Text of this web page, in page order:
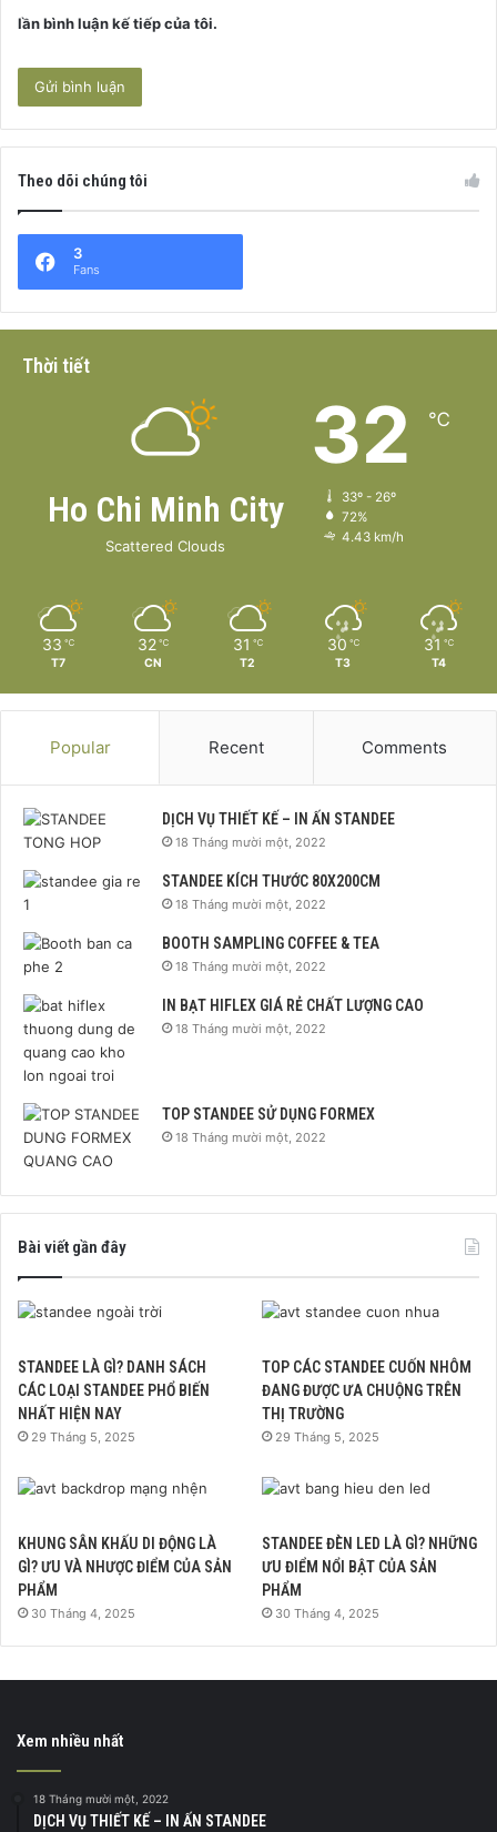
lần bình luận kế tiếp của tôi.
Theo dõi chúng tôi
3
Fans
Thời tiết
Ho Chi Minh City
Scattered Clouds
32 ℃
33º - 26º
72%
4.43 km/h
33 ℃
T7
32 ℃
CN
31 ℃
T2
30 ℃
T3
31 ℃
T4
Popular Recent Comments
DỊCH VỤ THIẾT KẾ – IN ẤN STANDEE
18 Tháng mười một, 2022
STANDEE KÍCH THƯỚC 80X200CM
18 Tháng mười một, 2022
BOOTH SAMPLING COFFEE & TEA
18 Tháng mười một, 2022
IN BẠT HIFLEX GIÁ RẺ CHẤT LƯỢNG CAO
18 Tháng mười một, 2022
TOP STANDEE SỬ DỤNG FORMEX
18 Tháng mười một, 2022
Bài viết gần đây
STANDEE LÀ GÌ? DANH SÁCH
CÁC LOẠI STANDEE PHỔ BIẾN
NHẤT HIỆN NAY
29 Tháng 5, 2025
TOP CÁC STANDEE CUỐN NHÔM
ĐANG ĐƯỢC ƯA CHUỘNG TRÊN
THỊ TRƯỜNG
29 Tháng 5, 2025
KHUNG SÂN KHẤU DI ĐỘNG LÀ
GÌ? ƯU VÀ NHƯỢC ĐIỂM CỦA SẢN
PHẨM
30 Tháng 4, 2025
STANDEE ĐÈN LED LÀ GÌ? NHỮNG
ƯU ĐIỂM NỔI BẬT CỦA SẢN
PHẨM
30 Tháng 4, 2025
Xem nhiều nhất
18 Tháng mười một, 2022
DỊCH VỤ THIẾT KẾ – IN ẤN STANDEE